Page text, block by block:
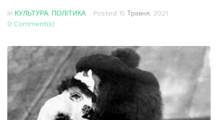
In КУЛЬТУРА ПОЛІТИКА Posted 15 Травня, 2021
0 Comment(s)